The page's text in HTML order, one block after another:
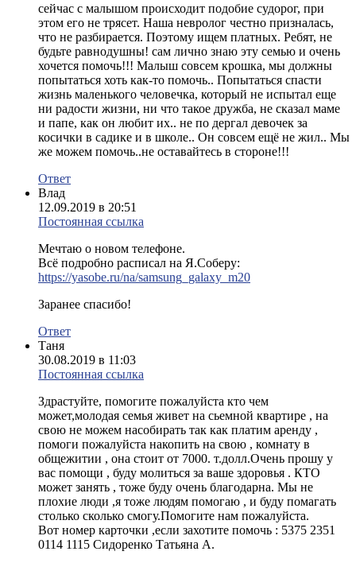
сейчас с малышом происходит подобие судорог, при
этом его не трясет. Наша невролог честно призналась,
что не разбирается. Поэтому ищем платных. Ребят, не
будьте равнодушны! сам лично знаю эту семью и очень
хочется помочь!!! Малыш совсем крошка, мы должны
попытаться хоть как-то помочь.. Попытаться спасти
жизнь маленького человечка, который не испытал еще
ни радости жизни, ни что такое дружба, не сказал маме
и папе, как он любит их.. не по дергал девочек за
косички в садике и в школе.. Он совсем ещё не жил.. Мы
же можем помочь..не оставайтесь в стороне!!!
Ответ
Влад
12.09.2019 в 20:51
Постоянная ссылка
Мечтаю о новом телефоне.
Всё подробно расписал на Я.Соберу:
https://yasobe.ru/na/samsung_galaxy_m20
Заранее спасибо!
Ответ
Таня
30.08.2019 в 11:03
Постоянная ссылка
Здрастуйте, помогите пожалуйста кто чем
может,молодая семья живет на сьемной квартире , на
свою не можем насобирать так как платим аренду ,
помоги пожалуйста накопить на свою , комнату в
общежитии , она стоит от 7000. т.долл.Очень прошу у
вас помощи , буду молиться за ваше здоровья . КТО
может занять , тоже буду очень благодарна. Мы не
плохие люди ,я тоже людям помогаю , и буду помагать
столько сколько смогу.Помогите нам пожалуйста.
Вот номер карточки ,если захотите помочь : 5375 2351
0114 1115 Сидоренко Татьяна А.